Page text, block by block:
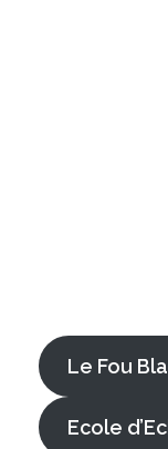
Le Fou
Ecole